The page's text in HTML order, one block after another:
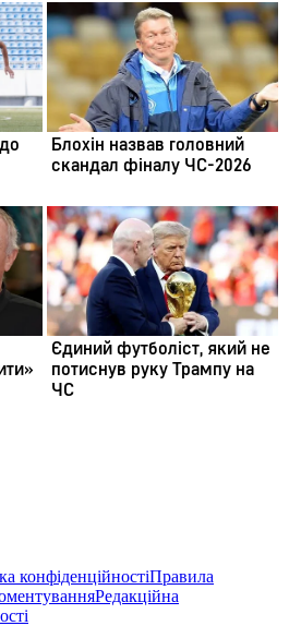
конфіденційностіПравила
Редакційна